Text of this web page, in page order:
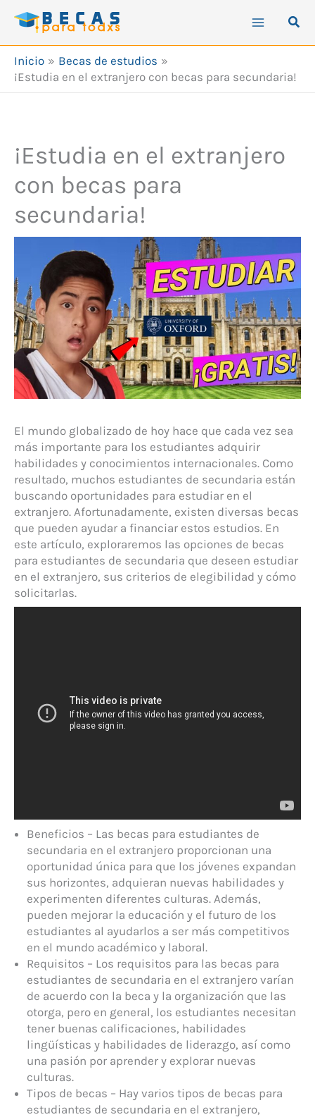
Inicio
Becas de estudios
¡Estudia en el extranjero con becas para secundaria!
¡Estudia en el extranjero
con becas para
secundaria!
El mundo globalizado de hoy hace que cada vez sea
más importante para los estudiantes adquirir
habilidades y conocimientos internacionales. Como
resultado, muchos estudiantes de secundaria están
buscando oportunidades para estudiar en el
extranjero. Afortunadamente, existen diversas becas
que pueden ayudar a financiar estos estudios. En
este artículo, exploraremos las opciones de becas
para estudiantes de secundaria que deseen estudiar
en el extranjero, sus criterios de elegibilidad y cómo
solicitarlas.
Beneficios – Las becas para estudiantes de
secundaria en el extranjero proporcionan una
oportunidad única para que los jóvenes expandan
sus horizontes, adquieran nuevas habilidades y
experimenten diferentes culturas. Además,
pueden mejorar la educación y el futuro de los
estudiantes al ayudarlos a ser más competitivos
en el mundo académico y laboral.
Requisitos – Los requisitos para las becas para
estudiantes de secundaria en el extranjero varían
de acuerdo con la beca y la organización que las
otorga, pero en general, los estudiantes necesitan
tener buenas calificaciones, habilidades
lingüísticas y habilidades de liderazgo, así como
una pasión por aprender y explorar nuevas
culturas.
Tipos de becas – Hay varios tipos de becas para
estudiantes de secundaria en el extranjero,